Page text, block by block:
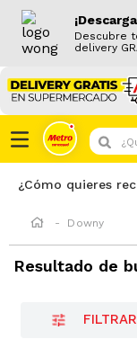
Descubre
delivery
¿Que
¿Cómo quieres
Downy
Resultado de
FILTRAR